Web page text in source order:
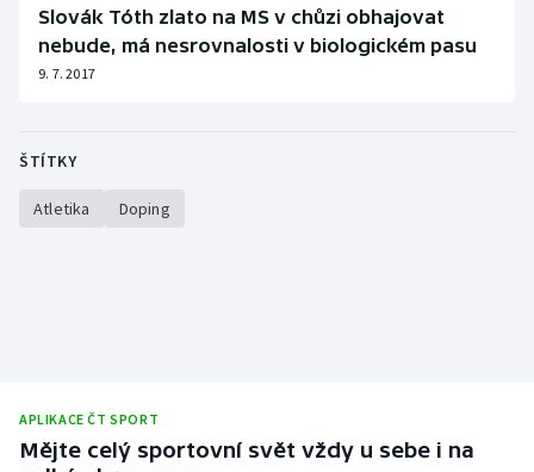
Vodní slalom
Volejbal
Slovák Tóth zlato na MS v chůzi obhajovat
nebude, má nesrovnalosti v biologickém pasu
9. 7. 2017
ŠTÍTKY
Atletika Doping
APLIKACE ČT SPORT
Mějte celý sportovní svět vždy u sebe i na